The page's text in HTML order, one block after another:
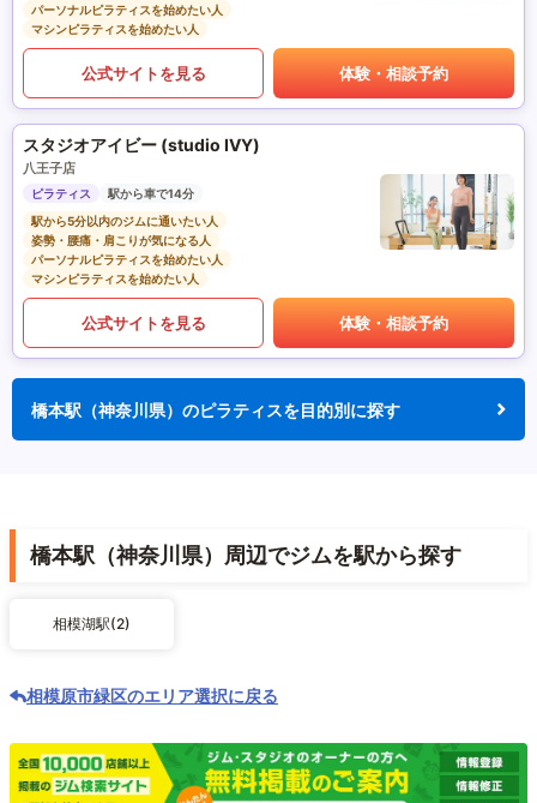
パーソナルピラティスを始めたい人
マシンピラティスを始めたい人
公式サイトを見る 体験・相談予約
スタジオアイビー (studio IVY)
八王子店
ピラティス
駅から車で14分
駅から5分以内のジムに通いたい人
姿勢・腰痛・肩こりが気になる人
パーソナルピラティスを始めたい人
マシンピラティスを始めたい人
公式サイトを見る 体験・相談予約
橋本駅（神奈川県）のピラティスを目的別に探す
橋本駅（神奈川県）周辺でジムを駅から探す
相模湖駅(2)
相模原市緑区のエリア選択に戻る